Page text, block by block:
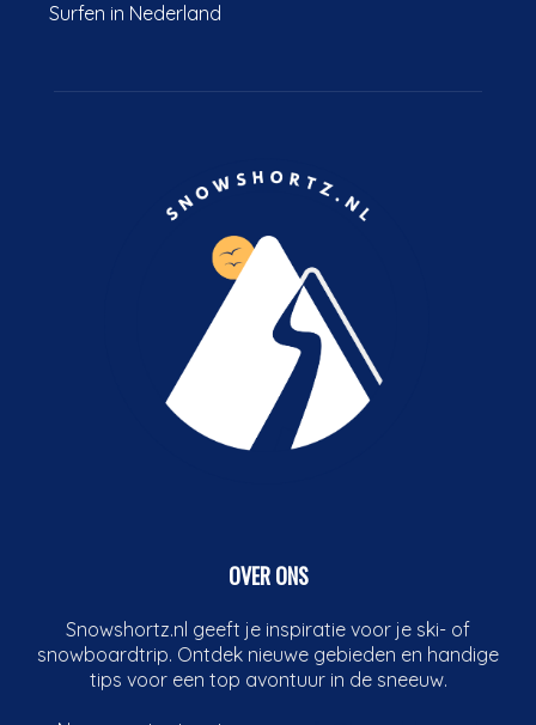
Surfen in Nederland
OVER ONS
Snowshortz.nl geeft je inspiratie voor je ski- of
snowboardtrip. Ontdek nieuwe gebieden en handige
tips voor een top avontuur in de sneeuw.